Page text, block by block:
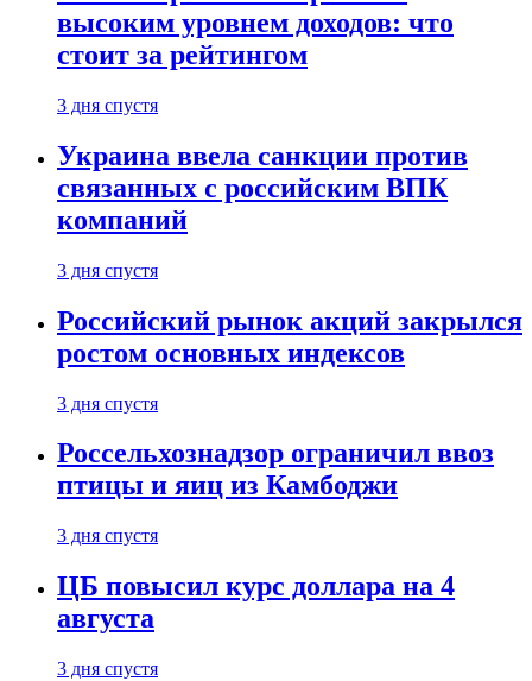
высоким уровнем доходов: что
стоит за рейтингом
3 дня спустя
Украина ввела санкции против
связанных с российским ВПК
компаний
3 дня спустя
Российский рынок акций закрылся
ростом основных индексов
3 дня спустя
Россельхознадзор ограничил ввоз
птицы и яиц из Камбоджи
3 дня спустя
ЦБ повысил курс доллара на 4
августа
3 дня спустя